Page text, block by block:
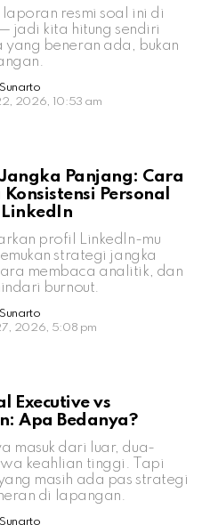
laporan resmi soal ini di
jadi kita hitung sendiri
yang beneran ada, bukan
2026, 10:53 am
Panjang: Cara
Personal
profil LinkedIn-mu
strategi jangka
membaca analitik, dan
burnout.
2026, 5:08 pm
Executive vs
Apa Bedanya?
masuk dari luar, dua-
keahlian tinggi. Tapi
masih ada pas strategi
di lapangan.